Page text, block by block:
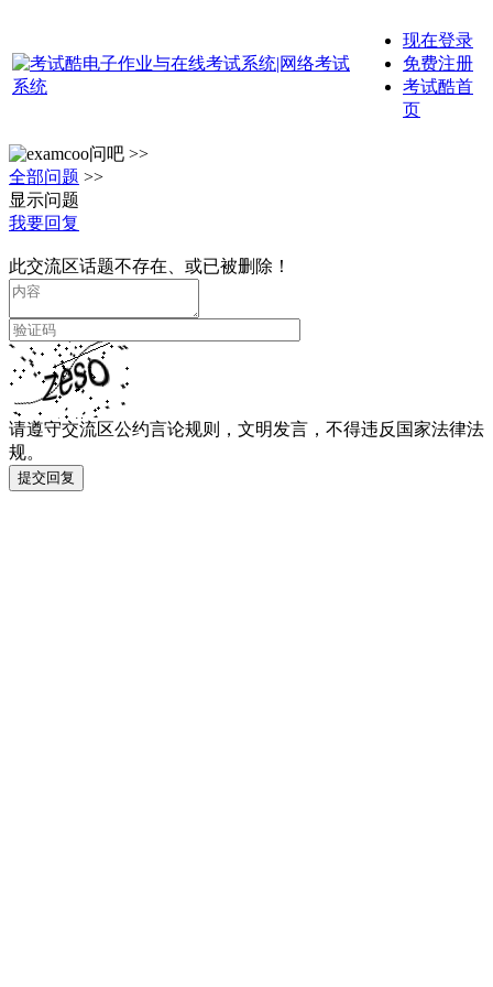
现在登录
免费注册
考试酷首
页
问吧 >>
全部问题 >>
显示问题
我要回复
此交流区话题不存在、或已被删除！
请遵守交流区公约言论规则，文明发言，不得违反国家法律法
规。
提交回复